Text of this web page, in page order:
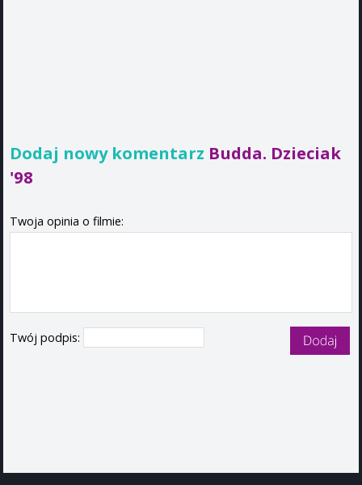
Dodaj nowy komentarz Budda. Dzieciak
'98
Twoja opinia o filmie:
Twój podpis: